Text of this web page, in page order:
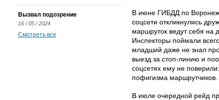
В июне ГИБДД по
соцсети откликнулись
маршруток ведут себя на
Инспекторы поймали
младший даже не знал
выезд за стоп-линию и
соцсетях ему не
пофигизма маршрутчиков.
В июле очередной рейд
Вызвал подозрение
16 / 05 / 2024
Смотреть все